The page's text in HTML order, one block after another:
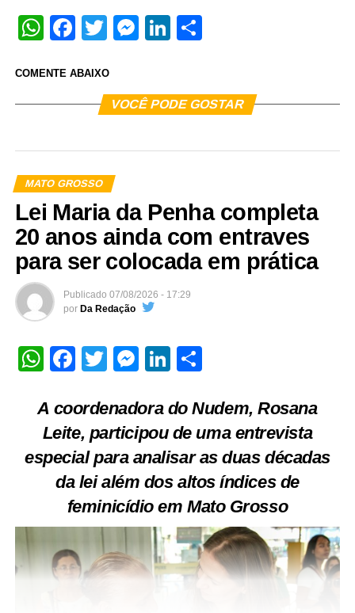
WhatsApp
Facebook
TwitterMessenger
LinkedIn
COMENTE ABAIXO
VOCÊ PODE GOSTAR
MATO GROSSO
Lei Maria da Penha completa
20 anos ainda com entraves
para ser colocada em prática
Publicado 07/08/2026 - 17:29
por Da Redação
WhatsApp
Facebook
TwitterMessenger
LinkedIn
A coordenadora do Nudem, Rosana
Leite, participou de uma entrevista
especial para analisar as duas décadas
da lei além dos altos índices de
feminicídio em Mato Grosso